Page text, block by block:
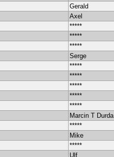
Gerald
Axel
*****
*****
*****
Serge
*****
*****
*****
*****
*****
Marcin T Durda
*****
Mike
*****
Ulf